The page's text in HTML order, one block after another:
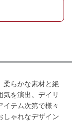
柔らかな素材と絶
を演出。デイリ
イテム次第で様々
しゃれなデザイン